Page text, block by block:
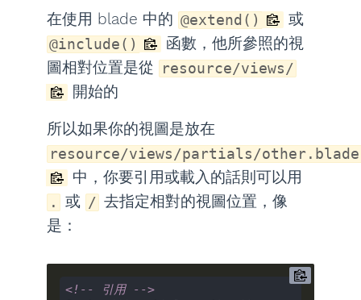
在使用 blade 中的 @extend() 或
@include()
函數，他所參照的視
圖相對位置是從
resource/views/
開始的
所以如果你的視圖是放在
resource/views/partials/
中，你要引用或載入的話則可以用
. 或 / 去指定相對的視圖位置，像
是：
<!-- 引用 -->